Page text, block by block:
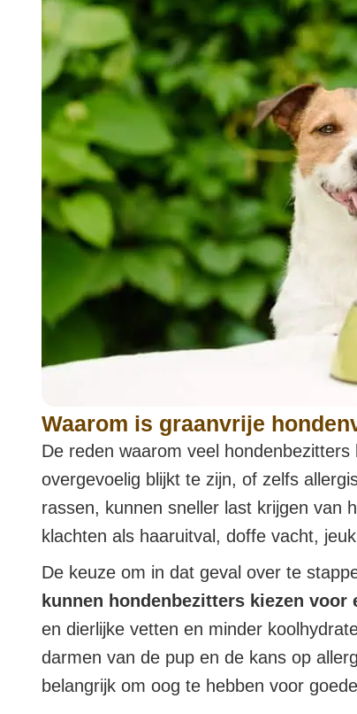
Waarom is graanvrije
De reden waarom veel
overgevoelig blijkt te zijn, of zelfs
rassen, kunnen sneller last krijgen van
klachten als haaruitval, doffe vacht,
De keuze om in dat geval over te
kunnen hondenbezitters kiezen
en dierlijke vetten en minder
darmen van de pup en de kans op
belangrijk om oog te hebben voor